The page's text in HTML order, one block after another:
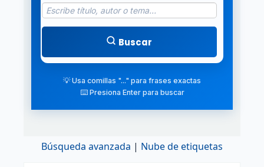
Buscar
💡 Usa comillas "..." para frases exactas
⌨️ Presiona Enter para buscar
Búsqueda avanzada Nube de etiquetas